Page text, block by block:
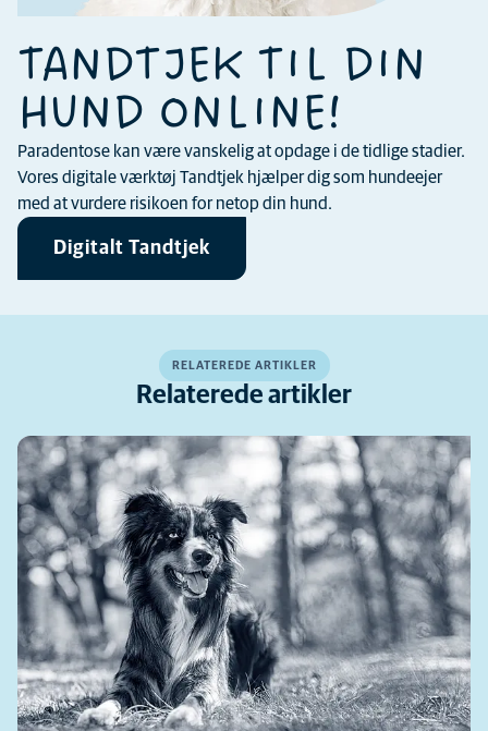
TANDTJEK TIL DIN
HUND ONLINE!
Paradentose kan være vanskelig at opdage i de tidlige stadier.
Vores digitale værktøj Tandtjek hjælper dig som hundeejer
med at vurdere risikoen for netop din hund.
Digitalt Tandtjek
RELATEREDE ARTIKLER
Relaterede artikler